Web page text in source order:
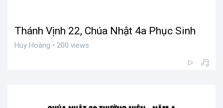
Thánh Vịnh 22, Chúa Nhật 4a Phục Sinh
Huy Hoàng • 200 views